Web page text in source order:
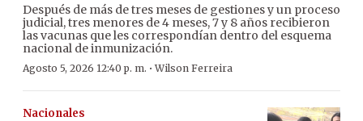
Después de más de tres meses de gestiones y un proceso
judicial, tres menores de 4 meses, 7 y 8 años recibieron
las vacunas que les correspondían dentro del esquema
nacional de inmunización.
Agosto 5, 2026 12:40 p. m. ·Wilson Ferreira
Nacionales